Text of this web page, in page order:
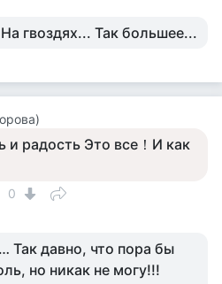
гвоздях... Так большее...
и радость Это все！И как
0
Так давно, что пора бы
но никак не могу!!!